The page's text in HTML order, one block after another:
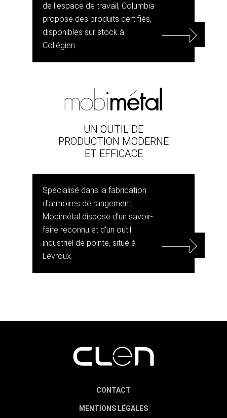
de l'espace de travail, Columbia
propose des produits certifiés,
disponibles sur stock à
Collégien.
UN OUTIL DE
PRODUCTION MODERNE
ET EFFICACE
Spécialisé dans la fabrication
d'armoires de rangement,
Mobimétal dispose d'un savoir-
faire reconnu et d'un outil
industriel de pointe, situé à
Levroux.
CONTACT
MENTIONS LÉGALES